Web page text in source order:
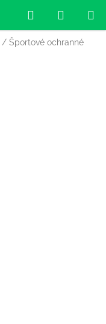
Hľadať
KOŠÍK
/ Športové ochranné